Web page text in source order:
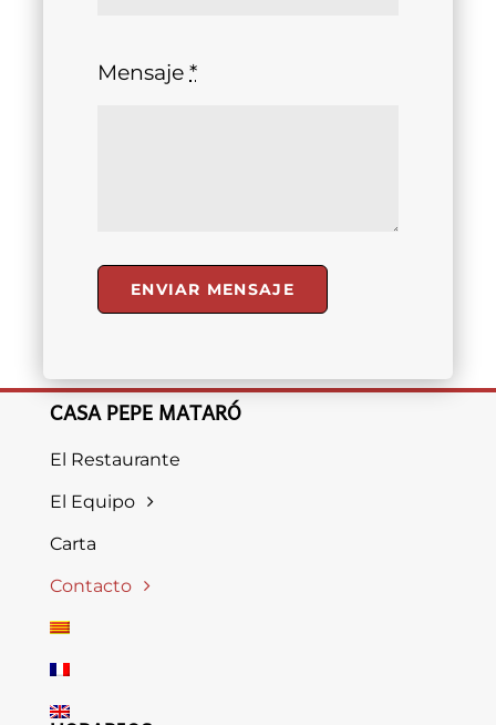
Mensaje*
ENVIAR MENSAJE
CASA PEPE MATARÓ
El Restaurante
El Equipo
Carta
Contacto